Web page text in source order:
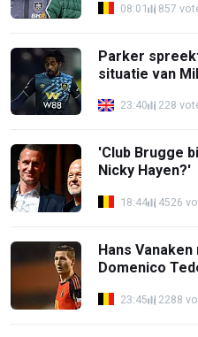
08:01 857
Parker
situatie van
23:40 228
'Club Brugge
Nicky Hayen?'
18:44 4526
Hans
Domenico
23:45 2288